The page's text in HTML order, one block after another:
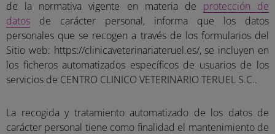
de la normativa vigente en materia de protección de
datos de carácter personal, informa que los datos
personales que se recogen a través de los formularios del
Sitio web: https://clinicaveterinariateruel.es/, se incluyen en
los ficheros automatizados específicos de usuarios de los
servicios de CENTRO CLINICO VETERINARIO TERUEL S.C..
La recogida y tratamiento automatizado de los datos de
carácter personal tiene como finalidad el mantenimiento de